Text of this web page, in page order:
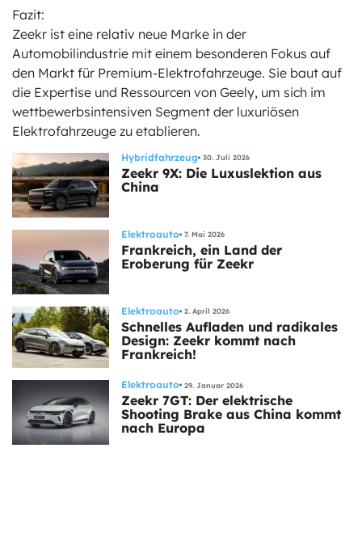
Fazit:
Zeekr ist eine relativ neue Marke in der
Automobilindustrie mit einem besonderen Fokus auf
den Markt für Premium-Elektrofahrzeuge. Sie baut auf
die Expertise und Ressourcen von Geely, um sich im
wettbewerbsintensiven Segment der luxuriösen
Elektrofahrzeuge zu etablieren.
Hybridfahrzeug 30. Juli 2026
Zeekr 9X: Die Luxuslektion aus
China
Elektroauto 7. Mai 2026
Frankreich, ein Land der
Eroberung für Zeekr
Elektroauto 2. April 2026
Schnelles Aufladen und radikales
Design: Zeekr kommt nach
Frankreich!
Elektroauto 29. Januar 2026
Zeekr 7GT: Der elektrische
Shooting Brake aus China kommt
nach Europa